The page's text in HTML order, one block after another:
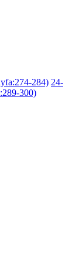
284) 24-
300)